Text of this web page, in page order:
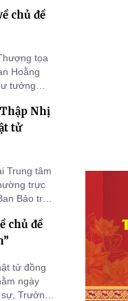
chủ đề
tọa
Hoằng
tưởng
Nhị
tử
Trung tâm
trực
Bảo trợ
đồng bào
chủ đề
tử đồng
ngày
Trưởng